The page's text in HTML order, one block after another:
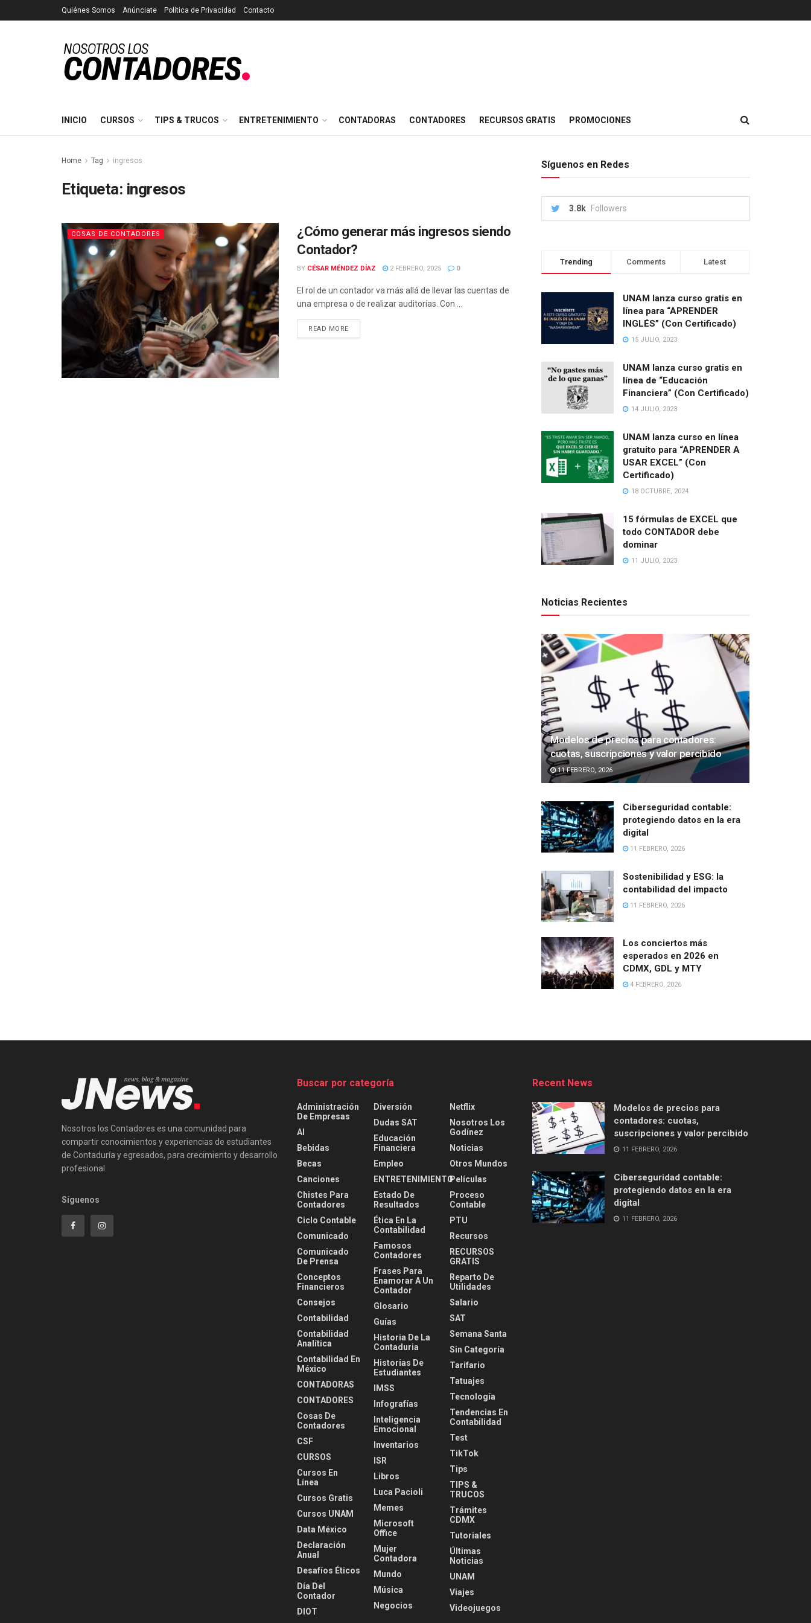
Quiénes Somos Anúnciate Política de Privacidad Contacto
INICIO CURSOS TIPS & TRUCOS ENTRETENIMIENTO CONTADORAS CONTADORES RECURSOS GRATIS PROMOCIONES
Home Tag ingresos
Etiqueta: ingresos
COSAS DE CONTADORES
¿Cómo generar más ingresos siendo
Contador?
BY CÉSAR MÉNDEZ DÍAZ 2 FEBRERO, 2025 0
El rol de un contador va más allá de llevar las cuentas de
una empresa o de realizar auditorías. Con ...
READ MORE
Síguenos en Redes
3.8k Followers
Trending Comments Latest
UNAM lanza curso gratis en
línea para “APRENDER
INGLÉS” (Con Certificado)
15 JULIO, 2023
UNAM lanza curso gratis en
línea de “Educación
Financiera” (Con Certificado)
14 JULIO, 2023
UNAM lanza curso en línea
gratuito para “APRENDER A
USAR EXCEL” (Con
Certificado)
18 OCTUBRE, 2024
15 fórmulas de EXCEL que
todo CONTADOR debe
dominar
11 JULIO, 2023
Noticias Recientes
Modelos de precios para contadores:
cuotas, suscripciones y valor percibido
11 FEBRERO, 2026
Ciberseguridad contable:
protegiendo datos en la era
digital
11 FEBRERO, 2026
Sostenibilidad y ESG: la
contabilidad del impacto
11 FEBRERO, 2026
Los conciertos más
esperados en 2026 en
CDMX, GDL y MTY
4 FEBRERO, 2026
Nosotros los Contadores es una comunidad para
compartir conocimientos y experiencias de estudiantes
de Contaduría y egresados, para crecimiento y desarrollo
profesional.
Síguenos
Buscar por categoría
Administración
De Empresas
AI
Bebidas
Becas
Canciones
Chistes Para
Contadores
Ciclo Contable
Comunicado
Comunicado
De Prensa
Conceptos
Financieros
Consejos
Contabilidad
Contabilidad
Analítica
Contabilidad En
México
CONTADORAS
CONTADORES
Cosas De
Contadores
CSF
CURSOS
Cursos En
Línea
Cursos Gratis
Cursos UNAM
Data México
Declaración
Anual
Desafíos Éticos
Día Del
Contador
DIOT
Diversión
Dudas SAT
Educación
Financiera
Empleo
ENTRETENIMIENTO
Estado De
Resultados
Ética En La
Contabilidad
Famosos
Contadores
Frases Para
Enamorar A Un
Contador
Glosario
Guías
Historia De La
Contaduria
Historias De
Estudiantes
IMSS
Infografías
Inteligencia
Emocional
Inventarios
ISR
Libros
Luca Pacioli
Memes
Microsoft
Office
Mujer
Contadora
Mundo
Música
Negocios
Netflix
Nosotros Los
Godínez
Noticias
Otros Mundos
Películas
Proceso
Contable
PTU
Recursos
RECURSOS
GRATIS
Reparto De
Utilidades
Salario
SAT
Semana Santa
Sin Categoría
Tarifario
Tatuajes
Tecnología
Tendencias En
Contabilidad
Test
TikTok
Tips
TIPS &
TRUCOS
Trámites
CDMX
Tutoriales
Últimas
Noticias
UNAM
Viajes
Videojuegos
Recent News
Modelos de precios para
contadores: cuotas,
suscripciones y valor percibido
11 FEBRERO, 2026
Ciberseguridad contable:
protegiendo datos en la era
digital
11 FEBRERO, 2026